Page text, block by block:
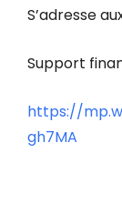
S’adresse
Support
https://
gh7MA